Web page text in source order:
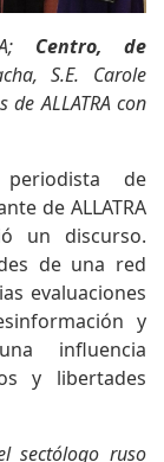
Centro, de
S.E. Carole
ALLATRA con
de
de ALLATRA
un discurso.
de una red
evaluaciones
y
influencia
y libertades
sectólogo ruso